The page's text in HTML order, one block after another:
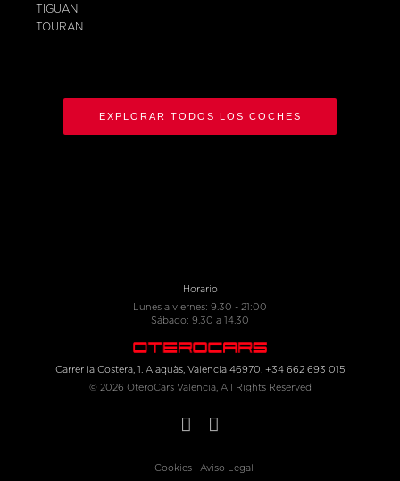
TIGUAN
TOURAN
EXPLORAR TODOS LOS COCHES
Horario
Lunes a viernes: 9.30 - 21:00
Sábado: 9.30 a 14.30
Carrer la Costera, 1. Alaquàs, Valencia 46970. +34 662 693 015
© 2026 OteroCars Valencia, All Rights Reserved
Cookies Aviso Legal